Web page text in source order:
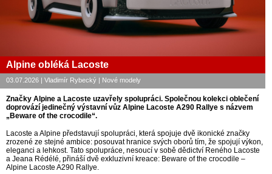
Alpine obléká Lacoste
03.07.2026 | Vladimír Rybecký | Nové modely
Značky Alpine a Lacoste uzavřely spolupráci. Společnou kolekci oblečení
doprovází jedinečný výstavní vůz Alpine Lacoste A290 Rallye s názvem
„Beware of the crocodile“.
Lacoste a Alpine představují spolupráci, která spojuje dvě ikonické značky
zrozené ze stejné ambice: posouvat hranice svých oborů tím, že spojují výkon,
eleganci a lehkost. Tato spolupráce, nesoucí v sobě dědictví Reného Lacoste
a Jeana Rédélé, přináší dvě exkluzivní kreace: Beware of the crocodile –
Alpine Lacoste A290 Rallye.